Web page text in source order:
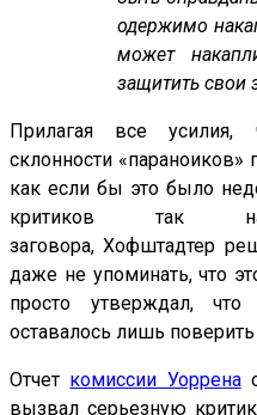
одержимо
может
защитить свои
Прилагая все усилия,
склонности «параноиков»
как если бы это было
критиков так
заговора, Хофштадтер
даже не упоминать, что
просто утверждал, что
оставалось лишь
Отчет комиссии Уоррена
вызвал серьезную